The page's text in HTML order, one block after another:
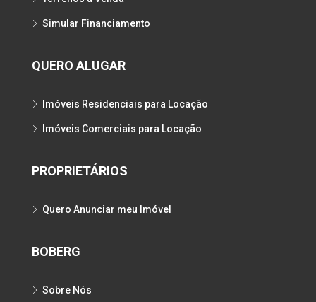
Simular Financiamento
QUERO ALUGAR
Imóveis Residenciais para Locação
Imóveis Comerciais para Locação
PROPRIETÁRIOS
Quero Anunciar meu Imóvel
BOBERG
Sobre Nós